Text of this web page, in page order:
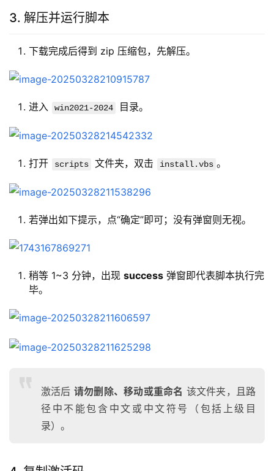
3. 解压并运行脚本
下载完成后得到 zip 压缩包，先解压。
进入 win2021-2024 目录。
打开 scripts 文件夹，双击 install.vbs 。
若弹出如下提示，点“确定”即可；没有弹窗则无视。
稍等 1~3 分钟，出现 success 弹窗即代表脚本执行完
毕。
激活后 请勿删除、移动或重命名 该文件夹，且路
径中不能包含中文或中文符号（包括上级目
录）。